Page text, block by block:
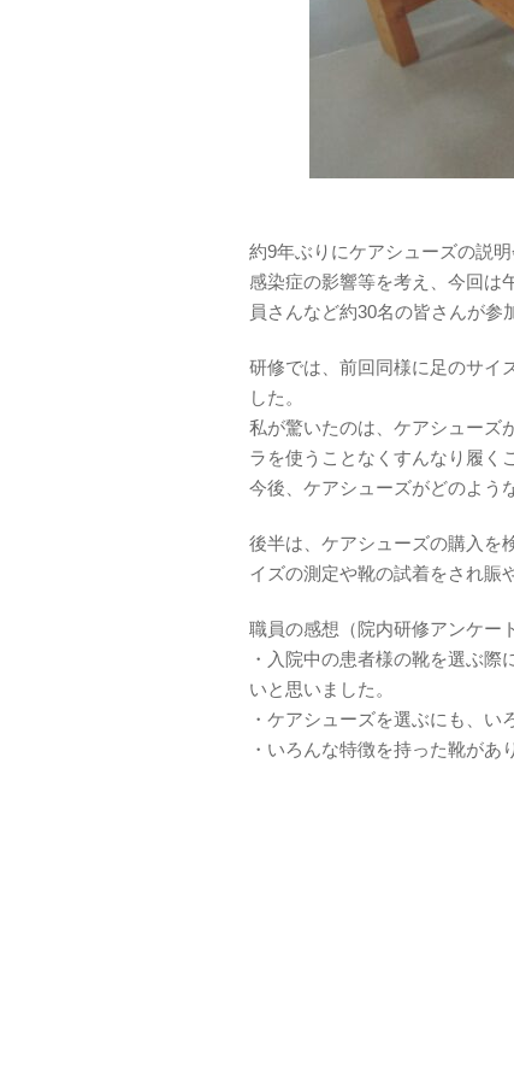
約9年ぶりにケアシューズの説明
感染症の影響等を考え、今回は
員さんなど約30名の皆さんが参
研修では、前回同様に足のサイ
した。
私が驚いたのは、ケアシューズ
ラを使うことなくすんなり履く
今後、ケアシューズがどのよう
後半は、ケアシューズの購入を
イズの測定や靴の試着をされ賑
職員の感想（院内研修アンケー
・入院中の患者様の靴を選ぶ
いと思いました。
・ケアシューズを選ぶにも、い
・いろんな特徴を持った靴があ